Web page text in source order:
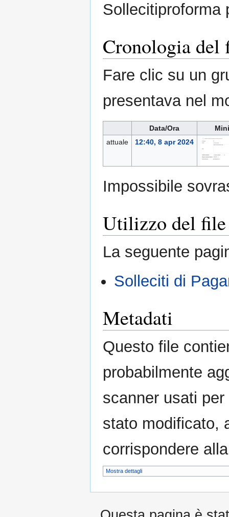
Sollecitiproforma
Cronologia del
Fare clic su un
presentava nel
Data/Ora
attuale
12:40, 8 apr 2024
Impossibile
Utilizzo del file
La seguente
Solleciti di
Metadati
Questo file
probabilmente
scanner usati
stato modificato,
corrispondere
Mostra dettagli